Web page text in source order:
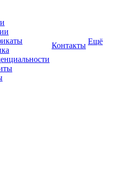
Контакты Ещё